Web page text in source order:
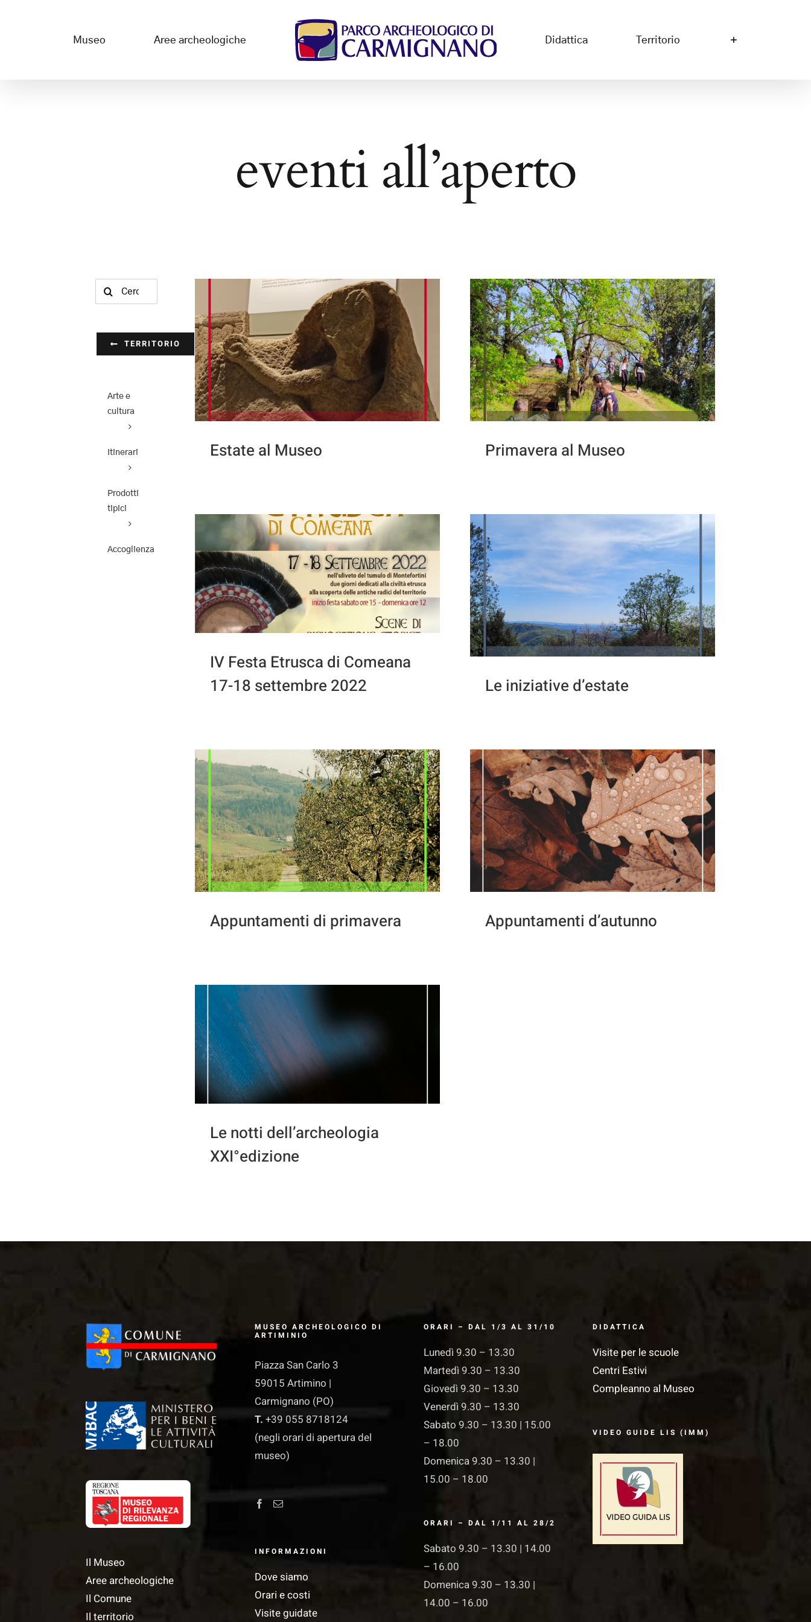
Museo Aree archeologiche Didattica Territorio
eventi all’aperto
Estate al Museo Primavera al Museo
IV Festa Etrusca di Comeana
17-18 settembre 2022
Le iniziative d’estate
Appuntamenti di primavera Appuntamenti d’autunno
Le notti dell’archeologia
XXI°edizione
Cerca
per:
TERRITORIO
Arte e
cultura
Itinerari
Prodotti
tipici
Accoglienza
Il Museo
Aree archeologiche
Il Comune
Il territorio
MUSEO ARCHEOLOGICO DI
ARTIMINIO
Piazza San Carlo 3
59015 Artimino |
Carmignano (PO)
T. +39 055 8718124
(negli orari di apertura del
museo)
INFORMAZIONI
Dove siamo
Orari e costi
Visite guidate
ORARI – DAL 1/3 AL 31/10
Lunedì 9.30 – 13.30
Martedì 9.30 – 13.30
Giovedì 9.30 – 13.30
Venerdì 9.30 – 13.30
Sabato 9.30 – 13.30 | 15.00
– 18.00
Domenica 9.30 – 13.30 |
15.00 – 18.00
ORARI – DAL 1/11 AL 28/2
Sabato 9.30 – 13.30 | 14.00
– 16.00
Domenica 9.30 – 13.30 |
14.00 – 16.00
DIDATTICA
Visite per le scuole
Centri Estivi
Compleanno al Museo
VIDEO GUIDE LIS (IMM)